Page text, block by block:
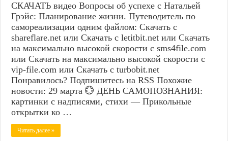
СКАЧАТЬ видео Вопросы об успехе с Натальей
Грэйс: Планирование жизни. Путеводитель по
самореализации одним файлом: Скачать с
shareflare.net или Скачать с letitbit.net или Скачать
на максимально высокой скорости с sms4file.com
или Скачать на максимально высокой скорости с
vip-file.com или Скачать с turbobit.net
Понравилось? Подпишитесь на RSS Похожие
новости: 29 марта 💮 ДЕНЬ САМОПОЗНАНИЯ:
картинки с надписями, стихи — Прикольные
открытки ко …
Читать далее »